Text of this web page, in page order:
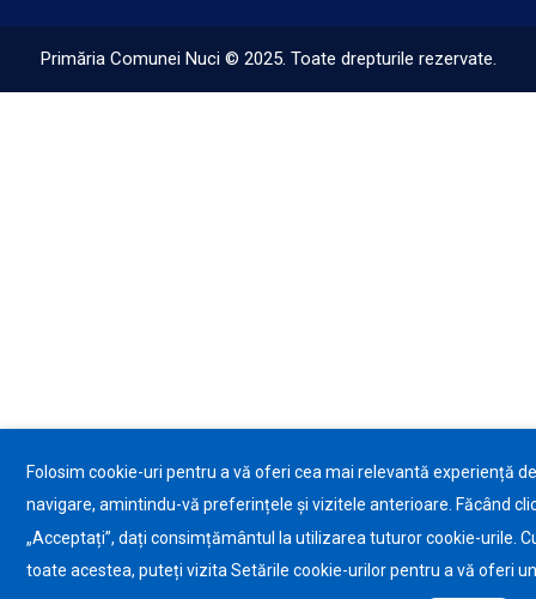
Primăria Comunei Nuci © 2025. Toate drepturile rezervate.
Folosim cookie-uri pentru a vă oferi cea mai relevantă experiență de
navigare, amintindu-vă preferințele și vizitele anterioare. Făcând
„Acceptați”, dați consimțământul la utilizarea tuturor cookie-urile.
toate acestea, puteți vizita Setările cookie-urilor pentru a vă oferi un